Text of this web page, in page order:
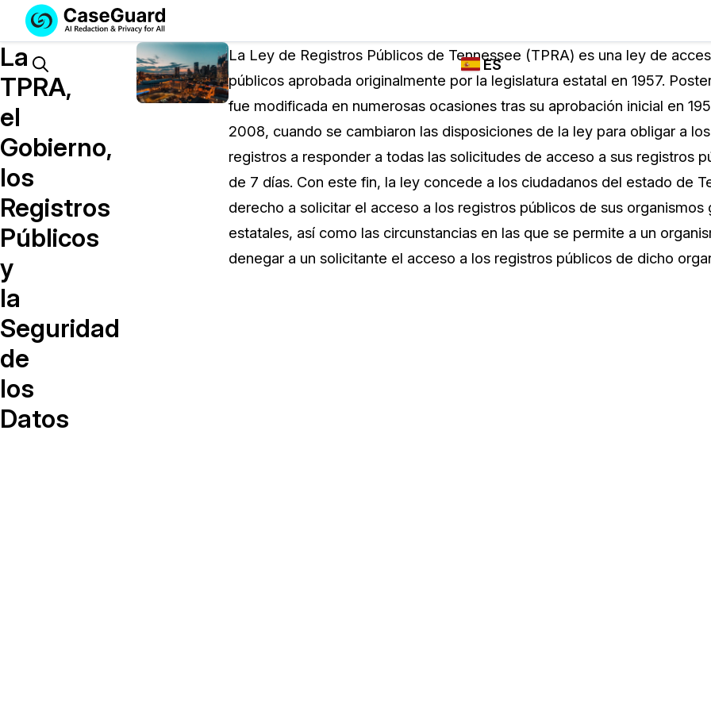
Servicios
SUSCRÍBASE
A
CASEGUARD
STUDIO
Licencia de CaseGuard Studio
Soluciones
FUNCIONES DE
TRANSCRIPCIÓN
Y TRADUCCIÓN
DE CASEGUARD
Redacción de vídeos
de notas y más con un solo clic desde una
cantidad ilimitada de videos
Industrias
¿QUIÉN
La
Search
ES
Español
La
TPRA,
el
Gobierno,
los
Registros
Públicos
y
la
Seguridad
de
los
Datos
La Ley de Registros Públicos de Tennessee (TPRA) es una ley de
públicos aprobada originalmente por la legislatura estatal en 1957.
fue modificada en numerosas ocasiones tras su aprobación inicial en
2008, cuando se cambiaron las disposiciones de la ley para obligar a
registros a responder a todas las solicitudes de acceso a sus registros
de 7 días. Con este fin, la ley concede a los ciudadanos del estado de
derecho a solicitar el acceso a los registros públicos de sus organismos
estatales, así como las circunstancias en las que se permite a un
denegar a un solicitante el acceso a los registros públicos de dicho